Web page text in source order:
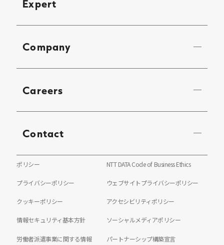
Expert
Company
Careers
Contact
ポリシー NTT DATA Code of Business Ethics
プライバシーポリシー ウェブサイトプライバシーポリシー
クッキーポリシー アクセシビリティポリシー
情報セキュリティ基本方針 ソーシャルメディアポリシー
労働者派遣事業に関する情報 パートナーシップ構築宣言